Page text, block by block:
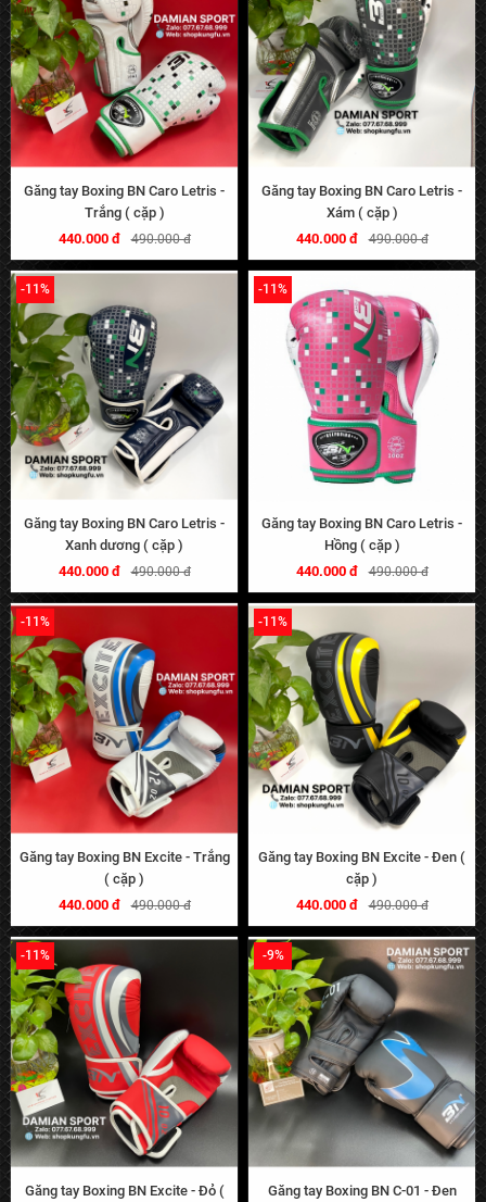
Găng tay Boxing BN Caro Letris -
Trắng ( cặp )
440.000 đ 490.000 đ
Găng tay Boxing BN Caro Letris -
Xám ( cặp )
440.000 đ 490.000 đ
-11%
Găng tay Boxing BN Caro Letris -
Xanh dương ( cặp )
440.000 đ 490.000 đ
-11%
Găng tay Boxing BN Caro Letris -
Hồng ( cặp )
440.000 đ 490.000 đ
-11%
Găng tay Boxing BN Excite - Trắng
( cặp )
440.000 đ 490.000 đ
-11%
Găng tay Boxing BN Excite - Đen (
cặp )
440.000 đ 490.000 đ
-11%
Găng tay Boxing BN Excite - Đỏ (
-9%
Găng tay Boxing BN C-01 - Đen